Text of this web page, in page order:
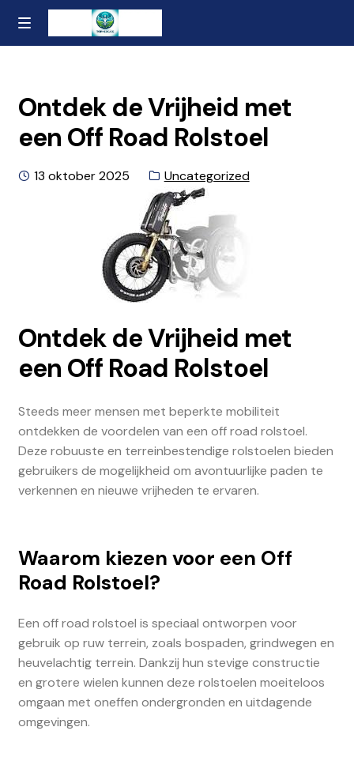
Ga
naar
Naar
de
MENU
Contact
Over ons
Privacybeleid en Algemene Voorwaarden
Ontdek de Vrijheid met
een Off Road Rolstoel
Geplaatst
13 oktober 2025 Categorie:
Uncategorized
Ontdek de Vrijheid met
een Off Road Rolstoel
Steeds meer mensen met beperkte mobiliteit
ontdekken de voordelen van een off road rolstoel.
Deze robuuste en terreinbestendige rolstoelen bieden
gebruikers de mogelijkheid om avontuurlijke paden te
verkennen en nieuwe vrijheden te ervaren.
Waarom kiezen voor een Off
Road Rolstoel?
Een off road rolstoel is speciaal ontworpen voor
gebruik op ruw terrein, zoals bospaden, grindwegen en
heuvelachtig terrein. Dankzij hun stevige constructie
en grotere wielen kunnen deze rolstoelen moeiteloos
omgaan met oneffen ondergronden en uitdagende
omgevingen.